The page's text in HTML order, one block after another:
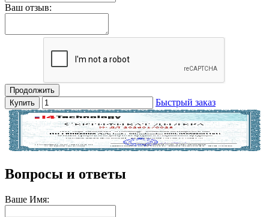
Ваш отзыв:
Продолжить
Купить
Быстрый заказ
Вопросы и ответы
Ваше Имя: